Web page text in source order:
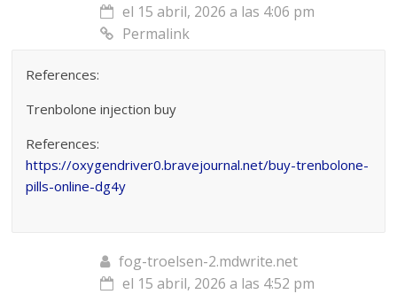
el 15 abril, 2026 a las 4:06 pm
Permalink
References:
Trenbolone injection buy
References:
https://oxygendriver0.bravejournal.net/buy-trenbolone-
pills-online-dg4y
fog-troelsen-2.mdwrite.net
el 15 abril, 2026 a las 4:52 pm